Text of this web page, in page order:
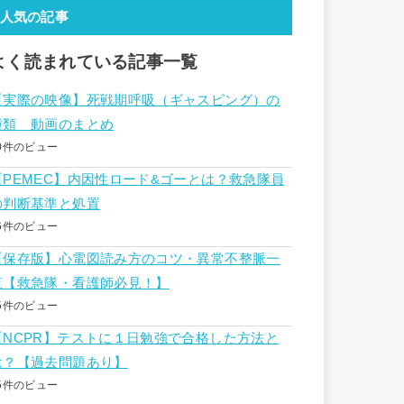
人気の記事
く読まれている記事一覧
実際の映像】死戦期呼吸（ギャスピング）の
類 動画のまとめ
のビュー
PEMEC】内因性ロード&ゴーとは？救急隊員
判断基準と処置
件のビュー
保存版】心電図読み方のコツ・異常不整脈一
【救急隊・看護師必見！】
件のビュー
NCPR】テストに１日勉強で合格した方法と
？【過去問題あり】
件のビュー